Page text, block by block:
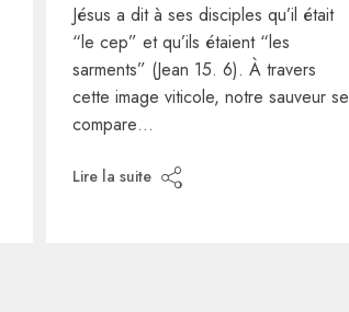
Jésus a dit à ses disciples qu’il était
“le cep” et qu’ils étaient “les
sarments” (Jean 15. 6). À travers
cette image viticole, notre sauveur se
compare…
Lire la suite